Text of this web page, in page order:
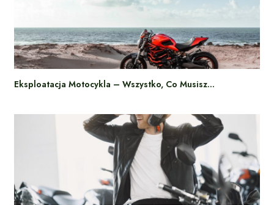
Eksploatacja Motocykla – Wszystko, Co Musisz…